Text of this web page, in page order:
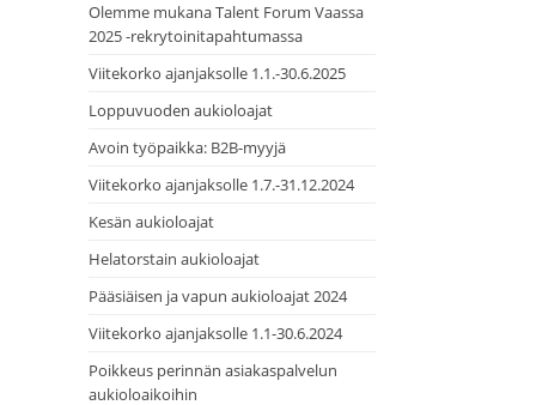
Olemme mukana Talent Forum Vaassa
2025 -rekrytoinitapahtumassa
Viitekorko ajanjaksolle 1.1.-30.6.2025
Loppuvuoden aukioloajat
Avoin työpaikka: B2B-myyjä
Viitekorko ajanjaksolle 1.7.-31.12.2024
Kesän aukioloajat
Helatorstain aukioloajat
Pääsiäisen ja vapun aukioloajat 2024
Viitekorko ajanjaksolle 1.1-30.6.2024
Poikkeus perinnän asiakaspalvelun
aukioloaikoihin